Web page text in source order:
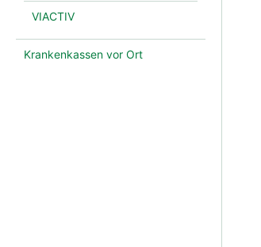
VIACTIV
Krankenkassen vor Ort